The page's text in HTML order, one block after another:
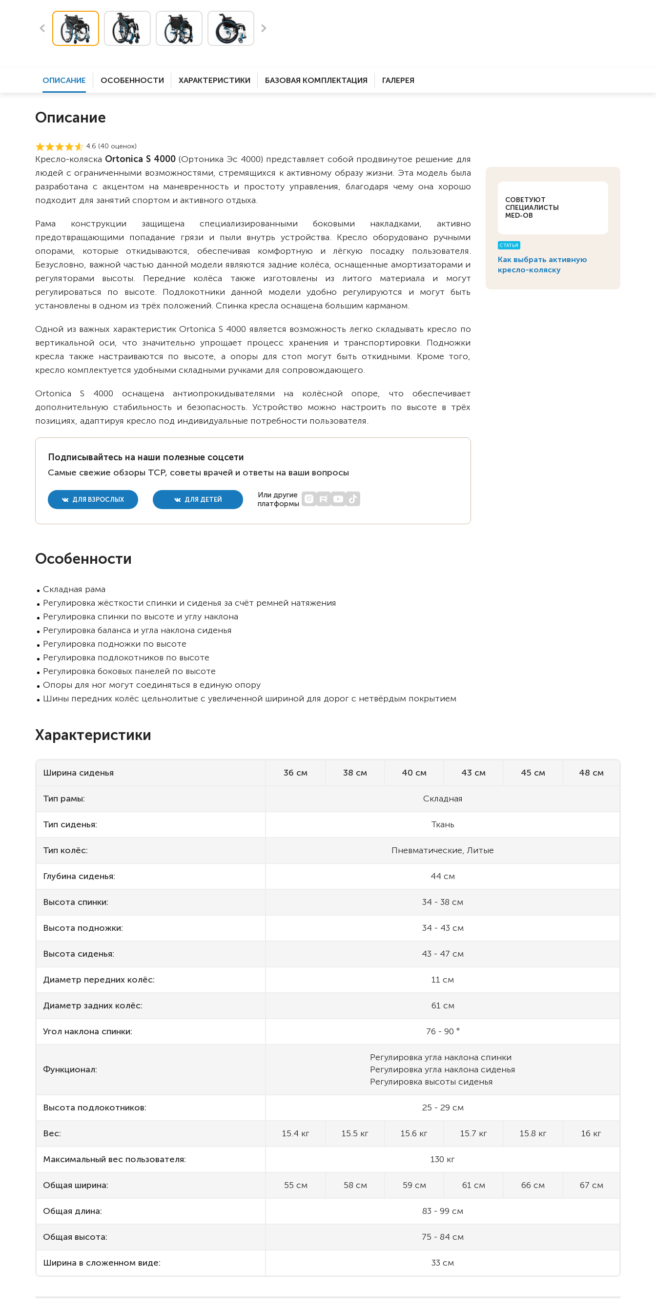
электроприводом
Скутеры
Оборудование с туалетом
колясок
Вертикализаторы
Кровати для дома
Кислородное оборудование
Для бассейна
Для ванны
Для дома
ОПИСАНИЕ ОСОБЕННОСТИ ХАРАКТЕРИСТИКИ БАЗОВАЯ КОМПЛЕКТАЦИЯ ГАЛЕРЕЯ
Описание
4.6 (40 оценок)
СОВЕТУЮТ
СПЕЦИАЛИСТЫ
MED-OB
СТАТЬЯ
Как выбрать активную
кресло-коляску
Кресло-коляска Ortonica S 4000 (Ортоника Эс 4000) представляет собой продвинутое решение для
людей с ограниченными возможностями, стремящихся к активному образу жизни. Эта модель была
разработана с акцентом на маневренность и простоту управления, благодаря чему она хорошо
подходит для занятий спортом и активного отдыха.
Рама конструкции защищена специализированными боковыми накладками, активно
предотвращающими попадание грязи и пыли внутрь устройства. Кресло оборудовано ручными
опорами, которые откидываются, обеспечивая комфортную и лёгкую посадку пользователя.
Безусловно, важной частью данной модели являются задние колёса, оснащенные амортизаторами и
регуляторами высоты. Передние колёса также изготовлены из литого материала и могут
регулироваться по высоте. Подлокотники данной модели удобно регулируются и могут быть
установлены в одном из трёх положений. Спинка кресла оснащена большим карманом.
Одной из важных характеристик Ortonica S 4000 является возможность легко складывать кресло по
вертикальной оси, что значительно упрощает процесс хранения и транспортировки. Подножки
кресла также настраиваются по высоте, а опоры для стоп могут быть откидными. Кроме того,
кресло комплектуется удобными складными ручками для сопровождающего.
Ortonica S 4000 оснащена антиопрокидывателями на колёсной опоре, что обеспечивает
дополнительную стабильность и безопасность. Устройство можно настроить по высоте в трёх
позициях, адаптируя кресло под индивидуальные потребности пользователя.
Подписывайтесь на наши полезные соцсети
Самые свежие обзоры ТСР, советы врачей и ответы на ваши вопросы
ДЛЯ ВЗРОСЛЫХ ДЛЯ ДЕТЕЙ
Или другие
платформы
Особенности
Складная рама
Регулировка жёсткости спинки и сиденья за счёт ремней натяжения
Регулировка спинки по высоте и углу наклона
Регулировка баланса и угла наклона сиденья
Регулировка подножки по высоте
Регулировка подлокотников по высоте
Регулировка боковых панелей по высоте
Опоры для ног могут соединяться в единую опору
Шины передних колёс цельнолитые с увеличенной шириной для дорог с нетвёрдым покрытием
Характеристики
Ширина сиденья 36 см 38 см 40 см 43 см 45 см 48 см
Тип рамы: Складная
Тип сиденья: Ткань
Тип колёс: Пневматические, Литые
Глубина сиденья: 44 см
Высота спинки: 34 - 38 см
Высота подножки: 34 - 43 см
Высота сиденья: 43 - 47 см
Диаметр передних колёс: 11 см
Диаметр задних колёс: 61 см
Угол наклона спинки: 76 - 90 °
Функционал:
Регулировка угла наклона спинки
Регулировка угла наклона сиденья
Регулировка высоты сиденья
Высота подлокотников: 25 - 29 см
Вес: 15.4 кг 15.5 кг 15.6 кг 15.7 кг 15.8 кг 16 кг
Максимальный вес пользователя: 130 кг
Общая ширина: 55 см 58 см 59 см 61 см 66 см 67 см
Общая длина: 83 - 99 см
Общая высота: 75 - 84 см
Ширина в сложенном виде: 33 см